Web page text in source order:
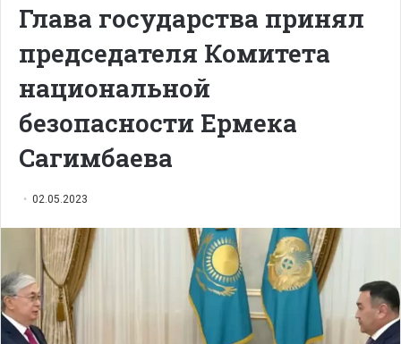
Глава государства принял
председателя Комитета
национальной
безопасности Ермека
Сагимбаева
02.05.2023